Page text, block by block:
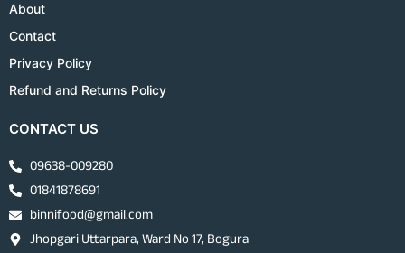
About
Contact
Privacy Policy
Refund and Returns Policy
CONTACT US
09638-009280
01841878691
binnifood@gmail.com
Jhopgari Uttarpara, Ward No 17, Bogura